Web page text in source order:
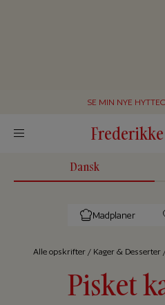
SE MIN NYE
Dansk
Madplaner
Alle op­skrif­ter/ Kager & Desserter
Pisket